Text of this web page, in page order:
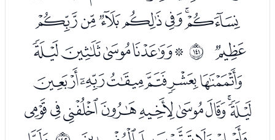
ﮋﮌﮍﮎﮏﮐﮑ
ﮒ ﲌ ﮔﮕﮖﮗﮘ
ﮙﮚﮛﮜﮝﮞ
ﮟﮠﮡﮢﮣﮤﮥﮦﮧ